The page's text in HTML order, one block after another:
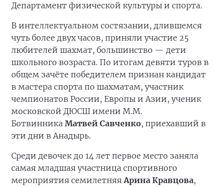
Департамент физической культуры и спорта.
В интеллектуальном состязании, длившемся
чуть более двух часов, приняли участие 25
любителей шахмат, большинство — дети
школьного возраста. По итогам девяти туров в
общем зачёте победителем признан кандидат
в мастера спорта по шахматам, участник
чемпионатов России, Европы и Азии, ученик
московской ДЮСШ имени М.М.
Ботвинника Матвей Савченко, приехавший в
эти дни в Анадырь.
Среди девочек до 14 лет первое место заняла
самая младшая участница спортивного
мероприятия семилетняяАрина Кравцова,